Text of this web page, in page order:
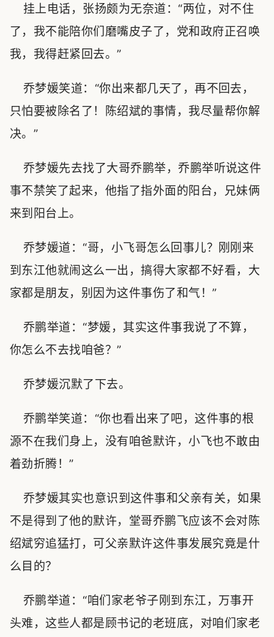
挂上电话，张扬颇为无奈道：“两位，对不住
了，我不能陪你们磨嘴皮子了，党和政府正召唤
我，我得赶紧回去。”
乔梦媛笑道：“你出来都几天了，再不回去，
只怕要被除名了！陈绍斌的事情，我尽量帮你解
决。”
乔梦媛先去找了大哥乔鹏举，乔鹏举听说这件
事不禁笑了起来，他指了指外面的阳台，兄妹俩
来到阳台上。
乔梦媛道：“哥，小飞哥怎么回事儿？刚刚来
到东江他就闹这么一出，搞得大家都不好看，大
家都是朋友，别因为这件事伤了和气！”
乔鹏举道：“梦媛，其实这件事我说了不算，
你怎么不去找咱爸？”
乔梦媛沉默了下去。
乔鹏举笑道：“你也看出来了吧，这件事的根
源不在我们身上，没有咱爸默许，小飞也不敢由
着劲折腾！”
乔梦媛其实也意识到这件事和父亲有关，如果
不是得到了他的默许，堂哥乔鹏飞应该不会对陈
绍斌穷追猛打，可父亲默许这件事发展究竟是什
么目的？
乔鹏举道：“咱们家老爷子刚到东江，万事开
头难，这些人都是顾书记的老班底，对咱们家老